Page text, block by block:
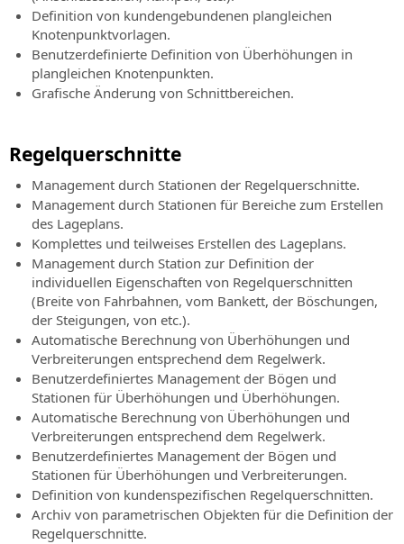
Definition von kundengebundenen plangleichen
Knotenpunktvorlagen.
Benutzerdefinierte Definition von Überhöhungen in
plangleichen Knotenpunkten.
Grafische Änderung von Schnittbereichen.
Regelquerschnitte
Management durch Stationen der Regelquerschnitte.
Management durch Stationen für Bereiche zum Erstellen
des Lageplans.
Komplettes und teilweises Erstellen des Lageplans.
Management durch Station zur Definition der
individuellen Eigenschaften von Regelquerschnitten
(Breite von Fahrbahnen, vom Bankett, der Böschungen,
der Steigungen, von etc.).
Automatische Berechnung von Überhöhungen und
Verbreiterungen entsprechend dem Regelwerk.
Benutzerdefiniertes Management der Bögen und
Stationen für Überhöhungen und Überhöhungen.
Automatische Berechnung von Überhöhungen und
Verbreiterungen entsprechend dem Regelwerk.
Benutzerdefiniertes Management der Bögen und
Stationen für Überhöhungen und Verbreiterungen.
Definition von kundenspezifischen Regelquerschnitten.
Archiv von parametrischen Objekten für die Definition der
Regelquerschnitte.